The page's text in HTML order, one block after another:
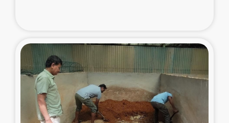
仮設住宅生活支援・農業復興支援
漁業復興支援